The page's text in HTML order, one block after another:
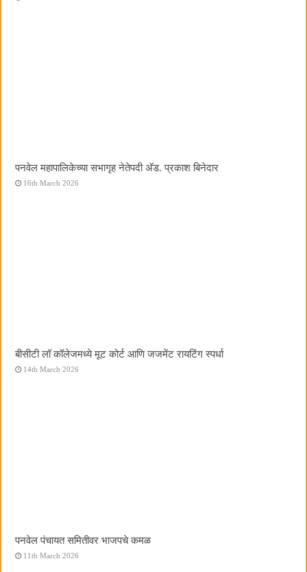
पनवेल महापालिकेच्या सभागृह नेतेपदी अ‍ॅड. प्रकाश बिनेदार
16th March 2026
बीसीटी लॉ कॉलेजमध्ये मूट कोर्ट आणि जजमेंट रायटिंग स्पर्धा
14th March 2026
पनवेल पंचायत समितीवर भाजपचे कमळ
11th March 2026